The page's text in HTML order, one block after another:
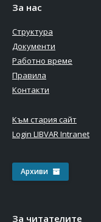
За нас
Структура
Документи
Работно време
Правила
Контакти
Към стария сайт
Login LIBVAR Intranet
Архиви
За читателите